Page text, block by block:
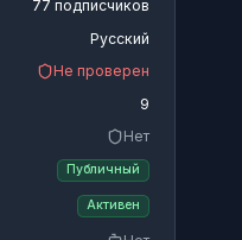
77 подписчиков
Русский
Не проверен
9
Нет
Публичный
Активен